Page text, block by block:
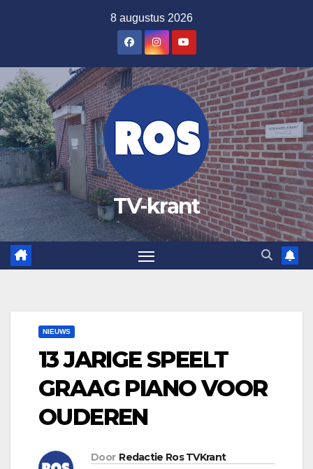
inhoud
8 augustus 2026
TV-krant
NIEUWS
13 JARIGE SPEELT
GRAAG PIANO VOOR
OUDEREN
Door Redactie Ros TVKrant